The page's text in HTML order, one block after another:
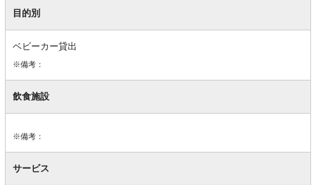
目的別
ベビーカー貸出
※備考：
飲食施設
※備考：
サービス